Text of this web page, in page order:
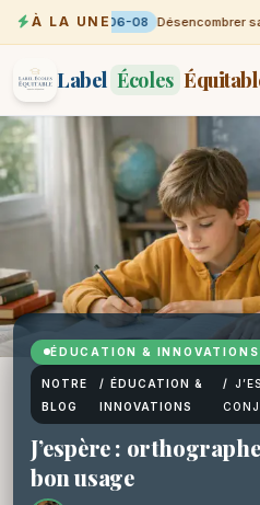
À LA UNE06-08 Désencombrer
Label Écoles
ÉDUCATION & INNOVATIONS
NOTRE
BLOG
/ ÉDUCATION &
INNOVATIONS
/
J’espère :
bon usage